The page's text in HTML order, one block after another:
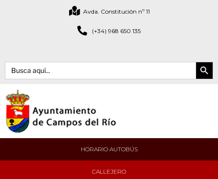
Avda. Constitución nº 11
(+34) 968 650 135
Buscar: Botón de
HORARIO AUTOBÚS
CALLEJERO